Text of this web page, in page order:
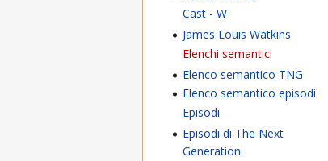
Cast - W
James Louis Watkins
Elenchi semantici
Elenco semantico TNG
Elenco semantico episodi
Episodi
Episodi di The Next
Generation